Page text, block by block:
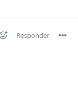
Responder